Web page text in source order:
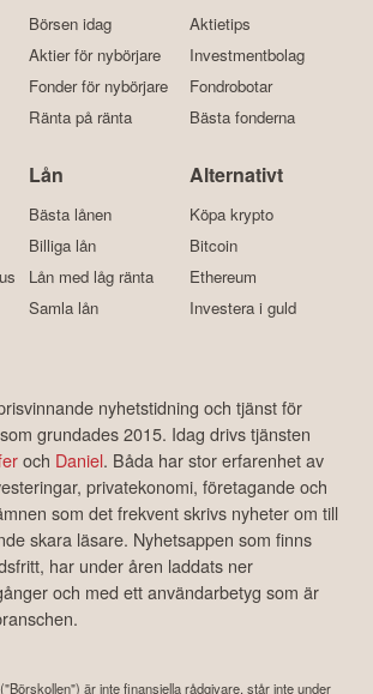
Börsen idag
Aktier för nybörjare
Fonder för nybörjare
Ränta på ränta
Aktietips
Investmentbolag
Fondrobotar
Bästa fonderna
Lån
Bästa lånen
Billiga lån
Lån med låg ränta
Samla lån
Alternativt
Köpa krypto
Bitcoin
Ethereum
Investera i guld
nyhetstidning och tjänst för
grundades 2015. Idag drivs tjänsten
och Daniel. Båda har stor erfarenhet av
privatekonomi, företagande och
som det frekvent skrivs nyheter om till
skara läsare. Nyhetsappen som finns
har under åren laddats ner
och med ett användarbetyg som är
är inte finansiella rådgivare, står inte under